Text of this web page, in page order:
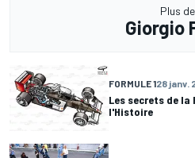
Plus de
Giorgio
FORMULE 128 janv.
Les secrets de la
l'Histoire